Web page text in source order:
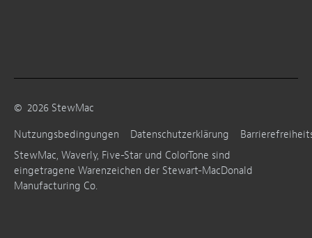
© 2026 StewMac
Nutzungsbedingungen
Datenschutzerklärung
StewMac, Waverly, Five-Star und ColorTone sind
eingetragene Warenzeichen der Stewart-MacDonald
Manufacturing Co.